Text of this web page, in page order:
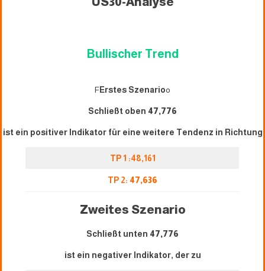
Bullischer Trend
FErstes Szenarioo
Schließt oben 47,776
ist ein positiver Indikator für eine weitere Tendenz in Richtung
TP 1 :48,161
TP 2: 47,636
Zweites Szenario
Schließt unten 47,776
ist ein negativer Indikator, der zu